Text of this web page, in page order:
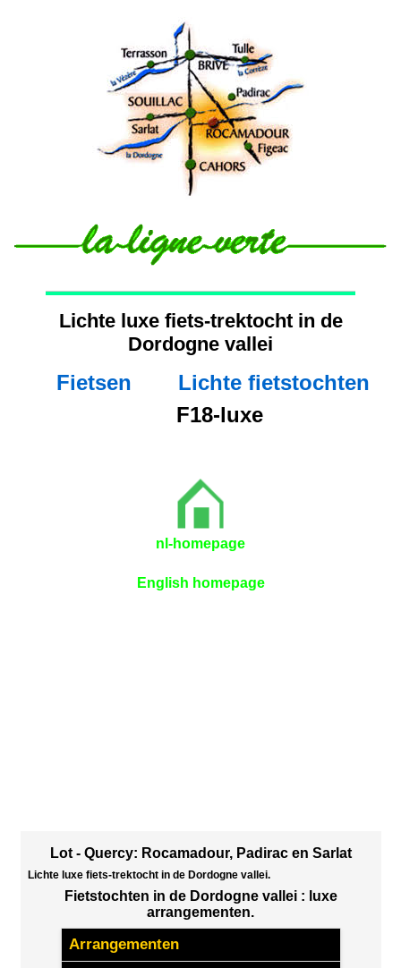
Lichte luxe fiets-trektocht in de
Dordogne vallei
Fietsen
Lichte fietstochten
F18-luxe
nl-homepage
English homepage
Lot - Quercy: Rocamadour, Padirac en Sarlat
Lichte luxe fiets-trektocht in de Dordogne vallei.
Fietstochten in de Dordogne vallei : luxe
arrangementen.
Arrangementen